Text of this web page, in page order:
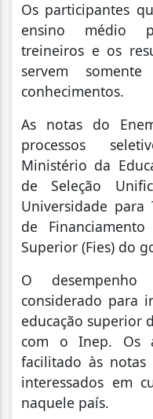
Os participantes
ensino médio
treineiros e os
servem
conhecimentos.
As notas do
processos
Ministério da
de Seleção
Universidade
de
Superior (Fies) do
O
considerado para
educação superior
com o Inep. Os
facilitado às notas
interessados em
naquele país.